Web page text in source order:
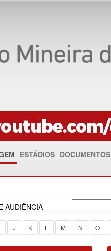
ESTÁDIOS DOCUMENTOS
AUDIÊNCIA
I J K L M N O